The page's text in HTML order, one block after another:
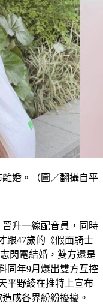
婚。（圖／翻攝自平
升一線配音員，同時
跟47歲的《假面騎士
閃電結婚，雙方還是
同年9月爆出雙方互控
平野綾在推特上宣布
成各界紛紛擾擾。